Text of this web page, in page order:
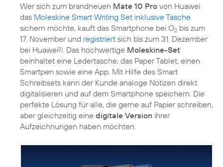
Wer sich zum brandneuen Mate 10 Pro von Huawei
das Moleskine Smart Writing Set inklusive Tasche
sichern möchte, kauft das Smartphone bei O2 bis zum
17. November und registriert sich bis zum 31. Dezember
bei Huawei2) . Das hochwertige Moleskine-Set
beinhaltet eine Ledertasche, das Paper Tablet, einen
Smartpen sowie eine App. Mit Hilfe des Smart
Schreibsets kann der Kunde analoge Notizen direkt
digitalisieren und auf dem Smartphone speichern. Die
perfekte Lösung für alle, die gerne auf Papier schreiben,
aber gleichzeitig eine digitale Version ihrer
Aufzeichnungen haben möchten.